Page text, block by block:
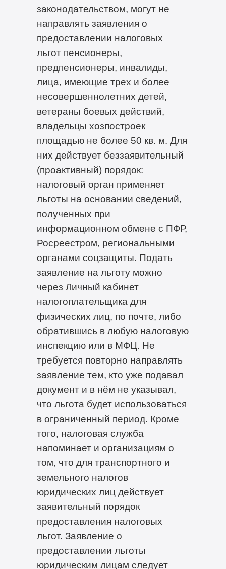
законодательством, могут не
направлять заявления о
предоставлении налоговых
льгот пенсионеры,
предпенсионеры, инвалиды,
лица, имеющие трех и более
несовершеннолетних детей,
ветераны боевых действий,
владельцы хозпостроек
площадью не более 50 кв. м. Для
них действует беззаявительный
(проактивный) порядок:
налоговый орган применяет
льготы на основании сведений,
полученных при
информационном обмене с ПФР,
Росреестром, региональными
органами соцзащиты. Подать
заявление на льготу можно
через Личный кабинет
налогоплательщика для
физических лиц, по почте, либо
обратившись в любую налоговую
инспекцию или в МФЦ. Не
требуется повторно направлять
заявление тем, кто уже подавал
документ и в нём не указывал,
что льгота будет использоваться
в ограниченный период. Кроме
того, налоговая служба
напоминает и организациям о
том, что для транспортного и
земельного налогов
юридических лиц действует
заявительный порядок
предоставления налоговых
льгот. Заявление о
предоставлении льготы
юридическим лицам следует